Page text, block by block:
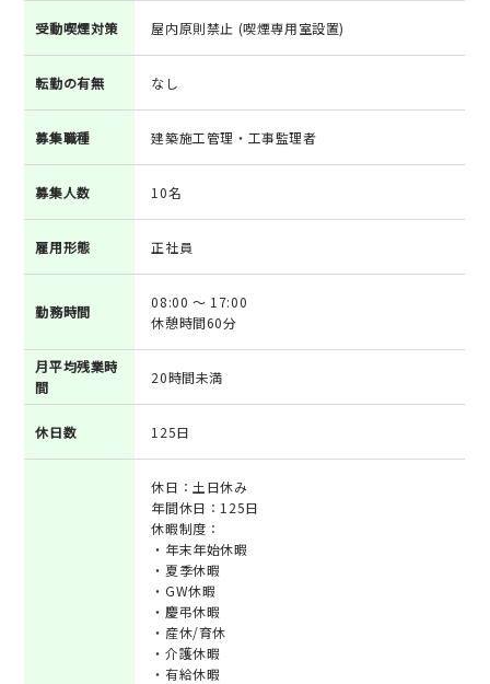
受動喫煙対策 屋内原則禁止 (喫煙専用室設置)
転勤の有無 なし
募集職種 建築施工管理・工事監理者
募集人数 10名
雇用形態 正社員
勤務時間
08:00 ～ 17:00
休憩時間60分
月平均残業時
間
20時間未満
休日数 125日
休日：土日休み
年間休日：125日
休暇制度：
・年末年始休暇
・夏季休暇
・GW休暇
・慶弔休暇
・産休/育休
・介護休暇
・有給休暇